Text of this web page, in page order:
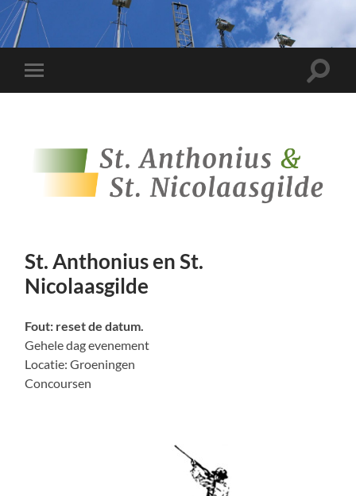
Toggle
mobiel
Toggle
St. Anthonius en St.
Nicolaasgilde
Fout: reset de datum.
Gehele dag evenement
Locatie:Groeningen
Concoursen